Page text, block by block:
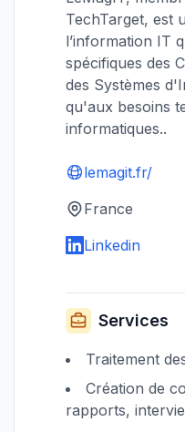
TechTarget, est
l’information IT
spécifiques des
des Systèmes
qu'aux besoins
informatiques..
lemagit.fr/
France
Linkedin
Services
Traitement
Création de
rapports,